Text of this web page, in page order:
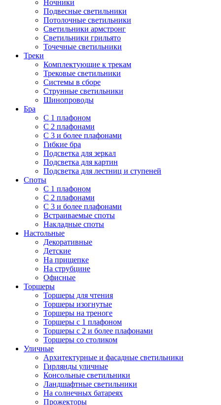
Ночники
Подвесные светильники
Потолочные светильники
Светильники армстронг
Светильники грильято
Точечные светильники
Треки
Комплектующие к трекам
Трековые светильники
Системы в сборе
Струнные светильники
Шинопроводы
Бра
С 1 плафоном
С 2 плафонами
С 3 и более плафонами
Гибкие бра
Подсветка для зеркал
Подсветка для картин
Подсветка для лестниц и ступеней
Споты
С 1 плафоном
С 2 плафонами
С 3 и более плафонами
Встраиваемые споты
Накладные споты
Настольные
Декоративные
Детские
На прищепке
На струбцине
Офисные
Торшеры
Торшеры для чтения
Торшеры изогнутые
Торшеры на треноге
Торшеры с 1 плафоном
Торшеры с 2 и более плафонами
Торшеры со столиком
Уличные
Архитектурные и фасадные светильники
Гирлянды уличные
Консольные светильники
Ландшафтные светильники
На солнечных батареях
Прожекторы